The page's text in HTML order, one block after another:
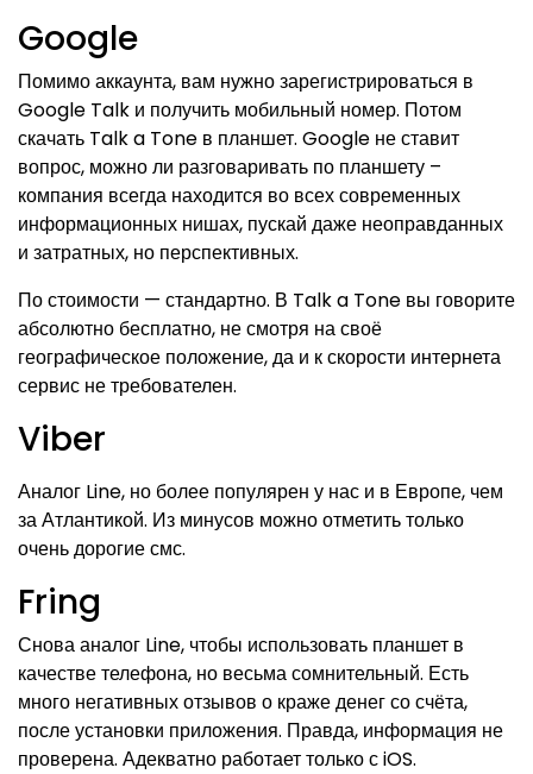
Google
Помимо аккаунта, вам нужно зарегистрироваться в
Google Talk и получить мобильный номер. Потом
скачать Talk a Tone в планшет. Google не ставит
вопрос, можно ли разговаривать по планшету –
компания всегда находится во всех современных
информационных нишах, пускай даже неоправданных
и затратных, но перспективных.
По стоимости — стандартно. В Talk a Tone вы говорите
абсолютно бесплатно, не смотря на своё
географическое положение, да и к скорости интернета
сервис не требователен.
Viber
Аналог Line, но более популярен у нас и в Европе, чем
за Атлантикой. Из минусов можно отметить только
очень дорогие смс.
Fring
Снова аналог Line, чтобы использовать планшет в
качестве телефона, но весьма сомнительный. Есть
много негативных отзывов о краже денег со счёта,
после установки приложения. Правда, информация не
проверена. Адекватно работает только с iOS.